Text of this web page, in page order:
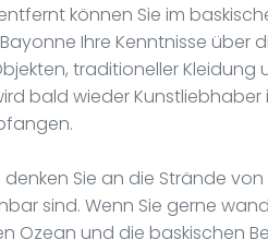
können Sie im
Ihre Kenntnisse über
traditioneller Kleidung
bald wieder
denken Sie an die Strände
sind. Wenn Sie gerne
Ozean und die baskischen